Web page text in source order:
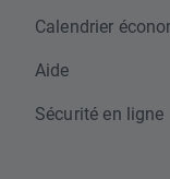
Calendrier
Aide
Sécurité en ligne